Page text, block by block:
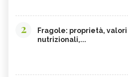
2
Fragole: proprietà, valori
nutrizionali,...